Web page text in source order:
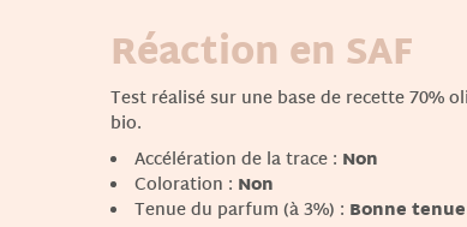
Réaction en SAF
Test réalisé sur une base de recette 70%
bio.
Accélération de la trace : Non
Coloration : Non
Tenue du parfum (à 3%) : Bonne tenue